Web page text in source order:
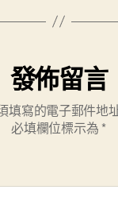
發佈留言
填寫的電子郵件地
必填欄位標示為 *